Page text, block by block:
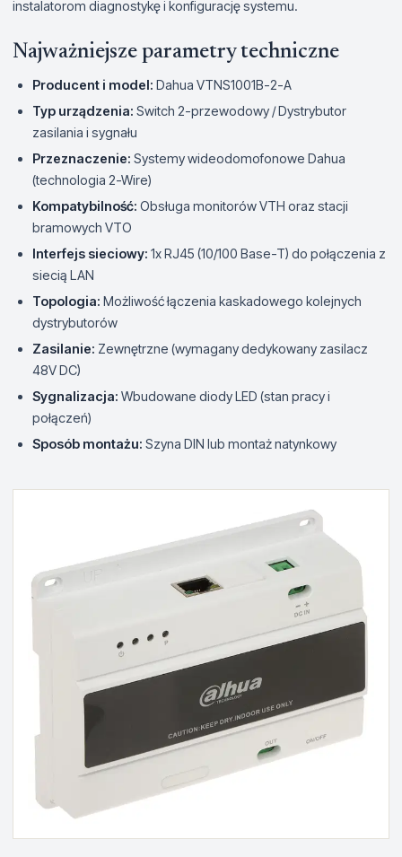
instalatorom diagnostykę i konfigurację systemu.
Najważniejsze parametry techniczne
Producent i model: Dahua VTNS1001B-2-A
Typ urządzenia: Switch 2-przewodowy / Dystrybutor
zasilania i sygnału
Przeznaczenie: Systemy wideodomofonowe Dahua
(technologia 2-Wire)
Kompatybilność: Obsługa monitorów VTH oraz stacji
bramowych VTO
Interfejs sieciowy: 1x RJ45 (10/100 Base-T) do połączenia z
siecią LAN
Topologia: Możliwość łączenia kaskadowego kolejnych
dystrybutorów
Zasilanie: Zewnętrzne (wymagany dedykowany zasilacz
48V DC)
Sygnalizacja: Wbudowane diody LED (stan pracy i
połączeń)
Sposób montażu: Szyna DIN lub montaż natynkowy